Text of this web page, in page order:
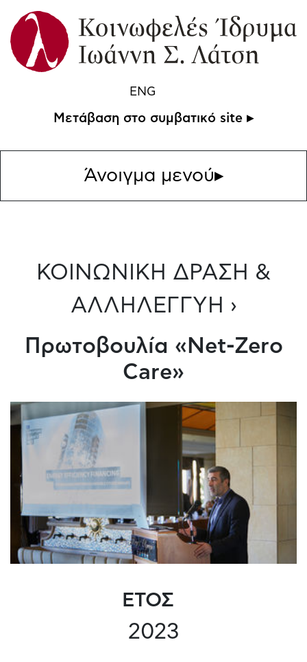
ENG
Μετάβαση στο συμβατικό site ▸
Άνοιγμα μενού▸
ΚΟΙΝΩΝΙΚΗ ΔΡΑΣΗ &
ΑΛΛΗΛΕΓΓΥΗ ›
Πρωτοβουλία «Net-Zero
Care»
ΕΤΟΣ
2023